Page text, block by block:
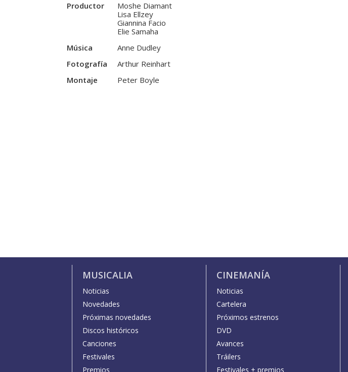
Productor
Moshe Diamant
Lisa Ellzey
Giannina Facio
Elie Samaha
Música
Anne Dudley
Fotografía
Arthur Reinhart
Montaje
Peter Boyle
MUSICALIA
Noticias
Novedades
Próximas novedades
Discos históricos
Canciones
Festivales
Premios
CINEMANÍA
Noticias
Cartelera
Próximos estrenos
DVD
Avances
Tráilers
Festivales + premios